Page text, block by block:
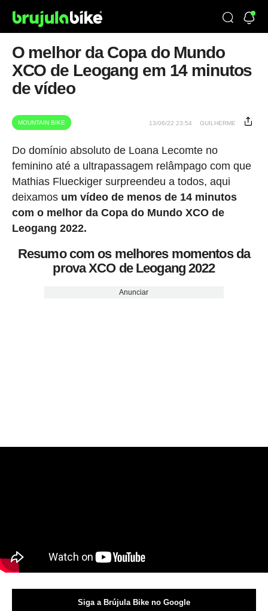
O melhor da Copa do Mundo
XCO de Leogang em 14 minutos
de vídeo
MOUNTAIN BIKE 13/06/22 23:54 GUILHERME
Do domínio absoluto de Loana Lecomte no
feminino até a ultrapassagem relâmpago com que
Mathias Flueckiger surpreendeu a todos, aqui
deixamos um vídeo de menos de 14 minutos
com o melhor da Copa do Mundo XCO de
Leogang 2022.
Resumo com os melhores momentos da
prova XCO de Leogang 2022
Anunciar
Siga a Brújula Bike no Google